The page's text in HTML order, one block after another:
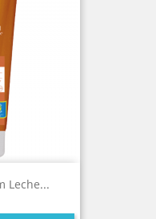
Leche...